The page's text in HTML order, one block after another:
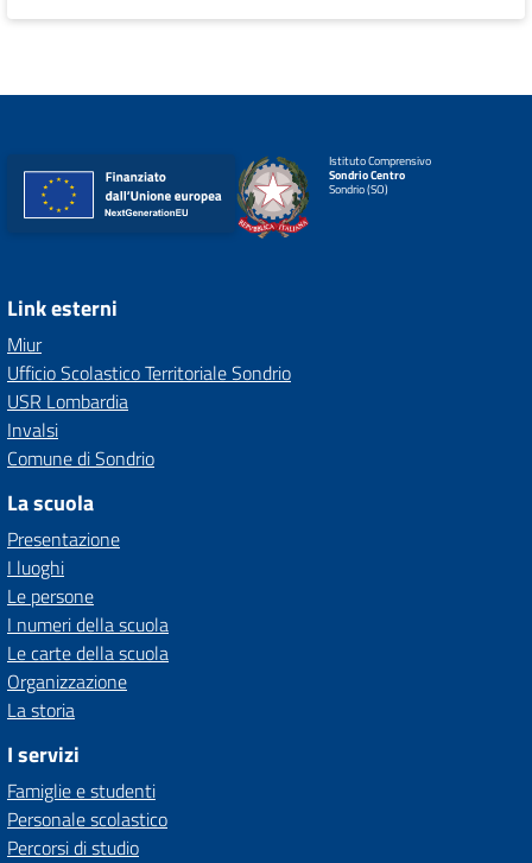
Istituto Comprensivo
Sondrio Centro
Sondrio (SO)
Link esterni
Miur
Ufficio Scolastico Territoriale Sondrio
USR Lombardia
Invalsi
Comune di Sondrio
La scuola
Presentazione
I luoghi
Le persone
I numeri della scuola
Le carte della scuola
Organizzazione
La storia
I servizi
Famiglie e studenti
Personale scolastico
Percorsi di studio